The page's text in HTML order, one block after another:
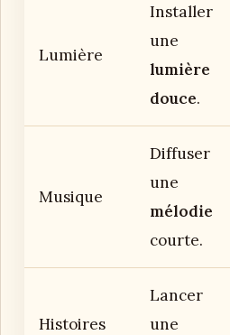
Lumière
Installer
une
lumière
douce.
Musique
Diffuser
une
mélodie
courte.
Histoires
Lancer
une